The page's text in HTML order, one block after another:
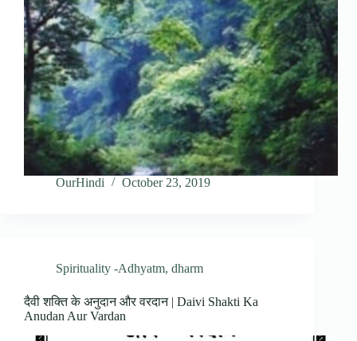
OurHindi October 23, 2019
Spirituality -Adhyatm, dharm
दैवी शक्ति के अनुदान और वरदान | Daivi Shakti Ka
Anudan Aur Vardan